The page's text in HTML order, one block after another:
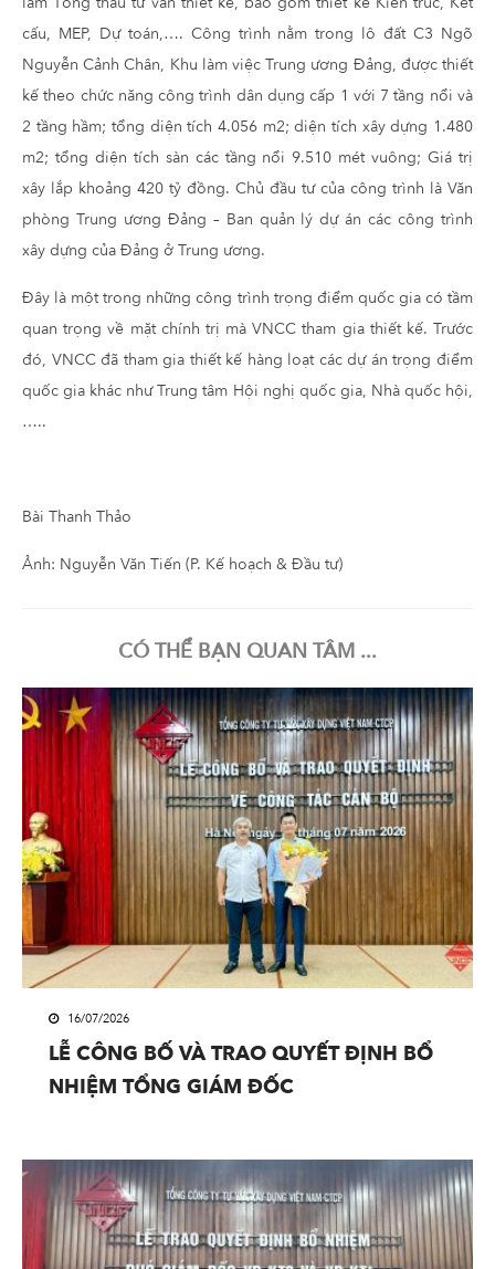
cấu, MEP, Dự toán,…. Công trình nằm trong lô đất C3 Ngõ
Nguyễn Cảnh Chân, Khu làm việc Trung ương Đảng, được thiết
kế theo chức năng công trình dân dụng cấp 1 với 7 tầng nổi và
2 tầng hầm; tổng diện tích 4.056 m2; diện tích xây dựng 1.480
m2; tổng diện tích sàn các tầng nổi 9.510 mét vuông; Giá trị
xây lắp khoảng 420 tỷ đồng. Chủ đầu tư của công trình là Văn
phòng Trung ương Đảng – Ban quản lý dự án các công trình
xây dựng của Đảng ở Trung ương.
Đây là một trong những công trình trọng điểm quốc gia có tầm
quan trọng về mặt chính trị mà VNCC tham gia thiết kế. Trước
đó, VNCC đã tham gia thiết kế hàng loạt các dự án trọng điểm
quốc gia khác như Trung tâm Hội nghị quốc gia, Nhà quốc hội,
…..
Bài Thanh Thảo
Ảnh: Nguyễn Văn Tiến (P. Kế hoạch & Đầu tư)
CÓ THỂ BẠN QUAN TÂM ...
16/07/2026
LỄ CÔNG BỐ VÀ TRAO QUYẾT ĐỊNH BỔ
NHIỆM TỔNG GIÁM ĐỐC